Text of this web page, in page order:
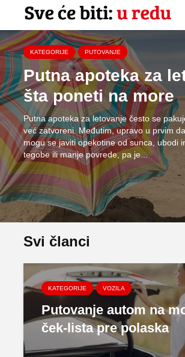
KATEGORIJE PUTOVANJE
Putna apoteka za
šta poneti na more
Putna apoteka za letovanje često se
već zatvoreni. Međutim, upravo u prvim
mogu se javiti opekotine od sunca, ubodi
tegobe ili manje povrede, pa je...
Svi članci
KATEGORIJE VOZILA
Putovanje autom na
ček-lista pre polaska